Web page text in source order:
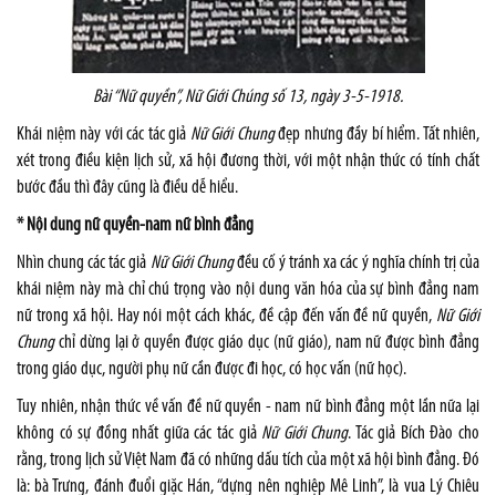
Bài “Nữ quyền”, Nữ Giới Chúng số 13, ngày 3-5-1918.
Khái niệm này với các tác giả Nữ Giới Chungđẹp nhưng đầy bí hiểm. Tất nhiên,
xét trong điều kiện lịch sử, xã hội đương thời, với một nhận thức có tính chất
bước đầu thì đây cũng là điều dễ hiểu.
* Nội dung nữ quyền-nam nữ bình đẳng
Nhìn chung các tác giả Nữ Giới Chungđều cố ý tránh xa các ý nghĩa chính trị của
khái niệm này mà chỉ chú trọng vào nội dung văn hóa của sự bình đẳng nam
nữ trong xã hội. Hay nói một cách khác, đề cập đến vấn đề nữ quyền, Nữ Giới
Chungchỉ dừng lại ở quyền được giáo dục (nữ giáo), nam nữ được bình đẳng
trong giáo dục, người phụ nữ cần được đi học, có học vấn (nữ học).
Tuy nhiên, nhận thức về vấn đề nữ quyền - nam nữ bình đẳng một lần nữa lại
không có sự đồng nhất giữa các tác giả Nữ Giới Chung. Tác giả Bích Đào cho
rằng, trong lịch sử Việt Nam đã có những dấu tích của một xã hội bình đẳng. Đó
là: bà Trưng, đánh đuổi giặc Hán, “dựng nên nghiệp Mê Linh”, là vua Lý Chiêu